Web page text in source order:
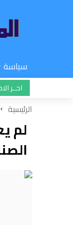
سياسة
اخــرالرجاء والجيش
الرئيسية
لم